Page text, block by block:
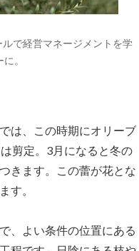
で経営マネージメントを学
。
は、この時期にオリーブ
剪定。3月になると冬の
きます。この蕾が花とな
す。
、よい条件の位置にある